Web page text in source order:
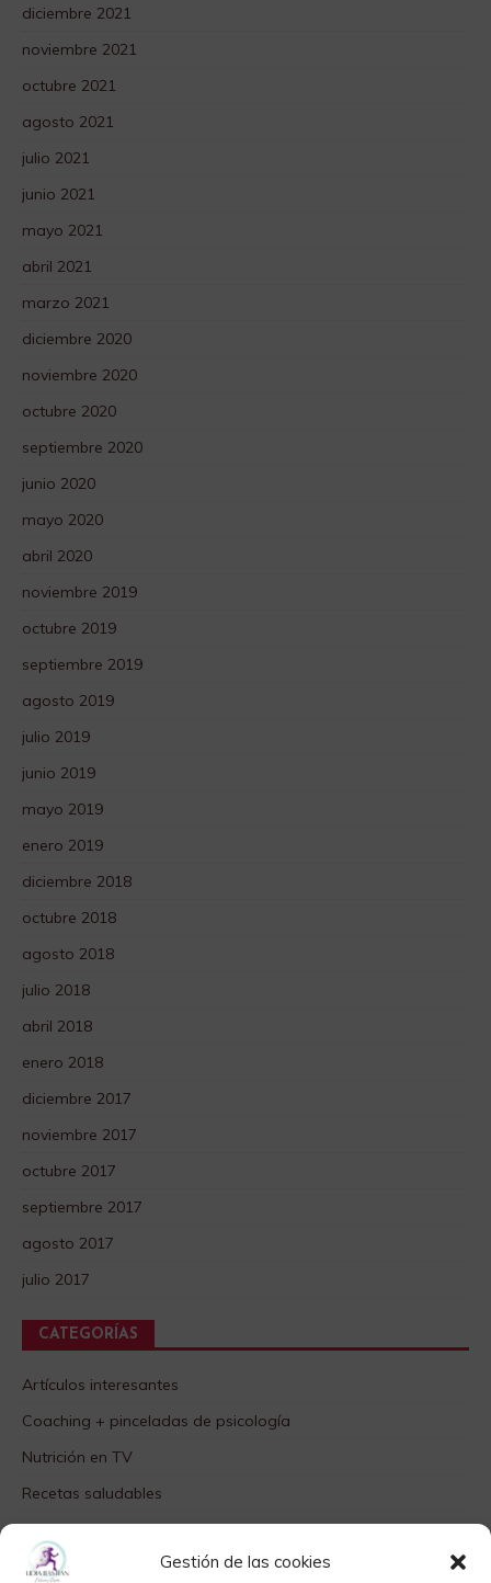
Gestión de las cookies
diciembre 2021
noviembre 2021
octubre 2021
agosto 2021
julio 2021
junio 2021
mayo 2021
abril 2021
marzo 2021
diciembre 2020
noviembre 2020
octubre 2020
septiembre 2020
junio 2020
mayo 2020
abril 2020
noviembre 2019
octubre 2019
septiembre 2019
agosto 2019
julio 2019
junio 2019
mayo 2019
enero 2019
diciembre 2018
octubre 2018
agosto 2018
julio 2018
abril 2018
enero 2018
diciembre 2017
noviembre 2017
octubre 2017
septiembre 2017
agosto 2017
julio 2017
CATEGORÍAS
Artículos interesantes
Coaching + pinceladas de psicología
Nutrición en TV
Recetas saludables
SABORES DIFERENTES
Videos TOP